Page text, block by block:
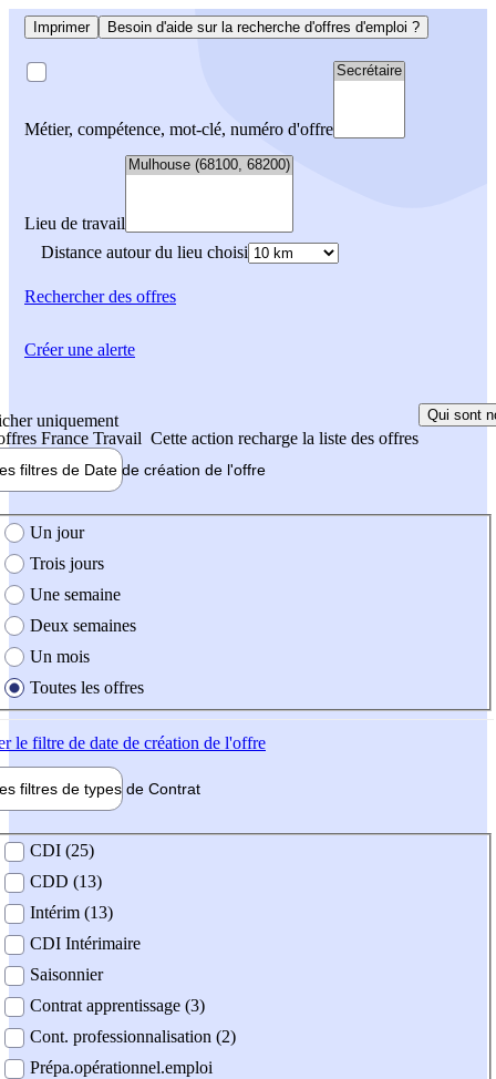
Imprimer Besoin d'aide sur la recherche d'offres d'emploi ?
Métier, compétence, mot-clé, numéro d'offre
Lieu de travail
Distance autour du lieu choisi
Rechercherdes offres
uniquement
France Travail Cette action recharge la liste des offres
Qui sont
filtres de Date de création de l'offre
création de l'offre
Un jour
Trois jours
Une semaine
Deux semaines
Un mois
Toutes les offres
le filtre de date de création de l'offre
filtres de types de Contrat
contrat
CDI (25)
CDD (13)
Intérim (13)
CDI Intérimaire
Saisonnier
Contrat apprentissage (3)
Cont. professionnalisation (2)
Prépa.opérationnel.emploi
Créer une alerte